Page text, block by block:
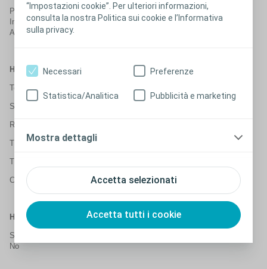
“Impostazioni cookie”. Per ulteriori informazioni,
consulta la nostra Politica sui cookie e l’Informativa
sulla privacy.
Accetta selezionati
Accetta tutti i cookie
Necessari Preferenze
Statistica/Analitica Pubblicità e marketing
Mostra dettagli
Poche gocce
Indumenti intimi bagnati
Abiti bagnati
Hai perdite di urina quando:
Tossisci?
Starnutisci?
Ridi?
Ti chini?
Ti alzi?
Cambi posizione (ad es. da seduto o sdraiato in piedi)?
Hai perdite continue durante il giorno?
Sì
No